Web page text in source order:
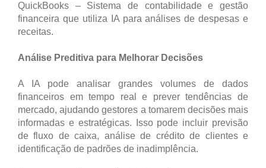
QuickBooks – Sistema de contabilidade e gestão
financeira que utiliza IA para análises de despesas e
receitas.
Análise Preditiva para Melhorar Decisões
A IA pode analisar grandes volumes de dados
financeiros em tempo real e prever tendências de
mercado, ajudando gestores a tomarem decisões mais
informadas e estratégicas. Isso pode incluir previsão
de fluxo de caixa, análise de crédito de clientes e
identificação de padrões de inadimplência.